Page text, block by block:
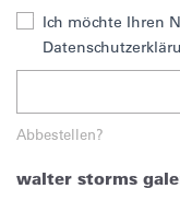
Ich möchte Ihren
Abbestellen?
walter storms